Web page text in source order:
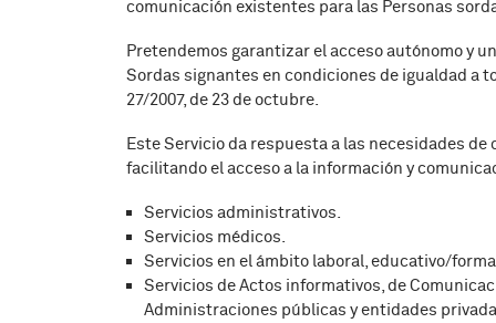
comunicación existentes para las Personas
Pretendemos garantizar el acceso autónomo y
Sordas signantes en condiciones de igualdad a
27/2007, de 23 de octubre.
Este Servicio da respuesta a las necesidades
facilitando el acceso a la información y
Servicios administrativos.
Servicios médicos.
Servicios en el ámbito laboral, educativo/
Servicios de Actos informativos, de
Administraciones públicas y entidades